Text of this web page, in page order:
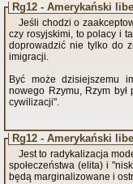
Rg12 - Amerykański
Jeśli chodzi o
czy rosyjskimi, to polacy i
doprowadzić nie tylko do
imigracji.
Być może dzisiejszemu
nowego Rzymu, Rzym
cywilizacji".
Rg12 - Amerykański
Jest to radykalizacja
społeczeństwa (elita) i
będą marginalizowane i